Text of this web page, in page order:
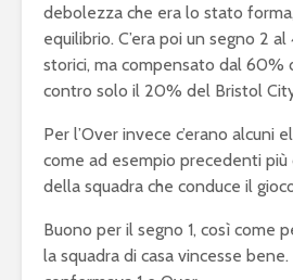
debolezza che era lo stato forma,
equilibrio. C’era poi un segno 2
storici, ma compensato dal
contro solo il 20% del Bristol
Per l’Over invece c’erano alcuni
come ad esempio precedenti più
della squadra che conduce il
Buono per il segno 1, così come
la squadra di casa vincesse